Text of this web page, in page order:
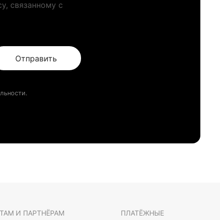
связанному с
Отправить
И ПАРТНЁРАМ ПЛАТЁЖНЫЕ